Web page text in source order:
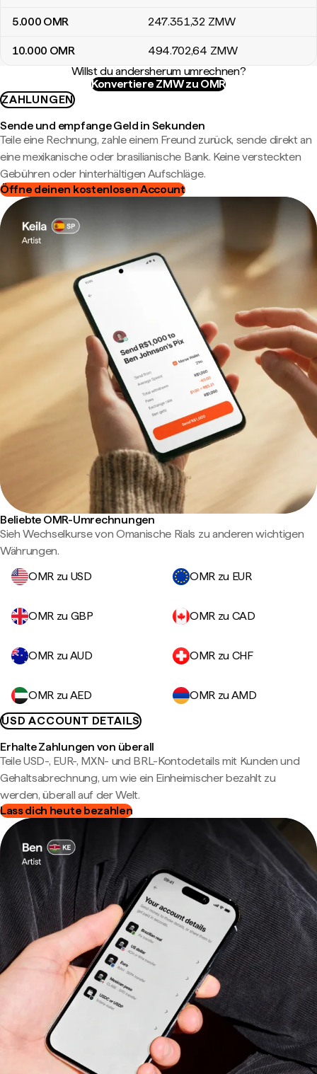
5.000 OMR 247.351,32 ZMW
10.000 OMR 494.702,64 ZMW
Willst du andersherum umrechnen?
Konvertiere ZMW zu OMR
ZAHLUNGEN
Sende und empfange Geld in Sekunden
Teile eine Rechnung, zahle einem Freund zurück, sende direkt an
eine mexikanische oder brasilianische Bank. Keine versteckten
Gebühren oder hinterhältigen Aufschläge.
Öffne deinen kostenlosen Account
Beliebte OMR-Umrechnungen
Sieh Wechselkurse von Omanische Rials zu anderen wichtigen
Währungen.
OMR zu USD
OMR zu EUR
OMR zu GBP OMR zu CAD
OMR zu AUD OMR zu CHF
OMR zu AED
OMR zu AMD
USD ACCOUNT DETAILS
Erhalte Zahlungen von überall
Teile USD-, EUR-, MXN- und BRL-Kontodetails mit Kunden und
Gehaltsabrechnung, um wie ein Einheimischer bezahlt zu
werden, überall auf der Welt.
Lass dich heute bezahlen